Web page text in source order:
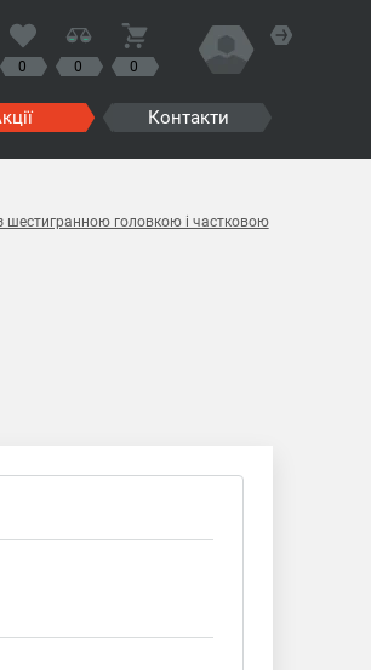
0 0 0
Контакти
шестигранною головкою і частковою